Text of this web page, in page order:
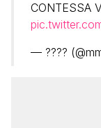
CONTESSA
— ????